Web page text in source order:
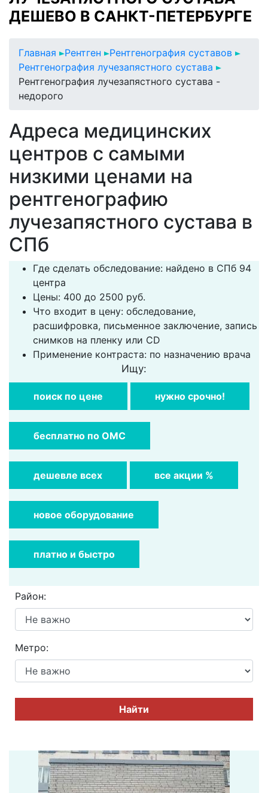
ДЕШЕВО В САНКТ-ПЕТЕРБУРГЕ
Главная Рентген
Рентгенография суставов
Рентгенография лучезапястного сустава
Рентгенография лучезапястного сустава -
недорого
Адреса медицинских
центров с самыми
низкими ценами на
рентгенографию
лучезапястного сустава в
СПб
Где сделать обследование: найдено в СПб 94
центра
Цены: 400 до 2500 руб.
Что входит в цену: обследование,
расшифровка, письменное заключение, запись
снимков на пленку или CD
Применение контраста: по назначению врача
Ищу:
поиск по цене нужно срочно!
бесплатно по ОМС
дешевле всех все акции %
новое оборудование
платно и быстро
Район:
Метро:
Найти